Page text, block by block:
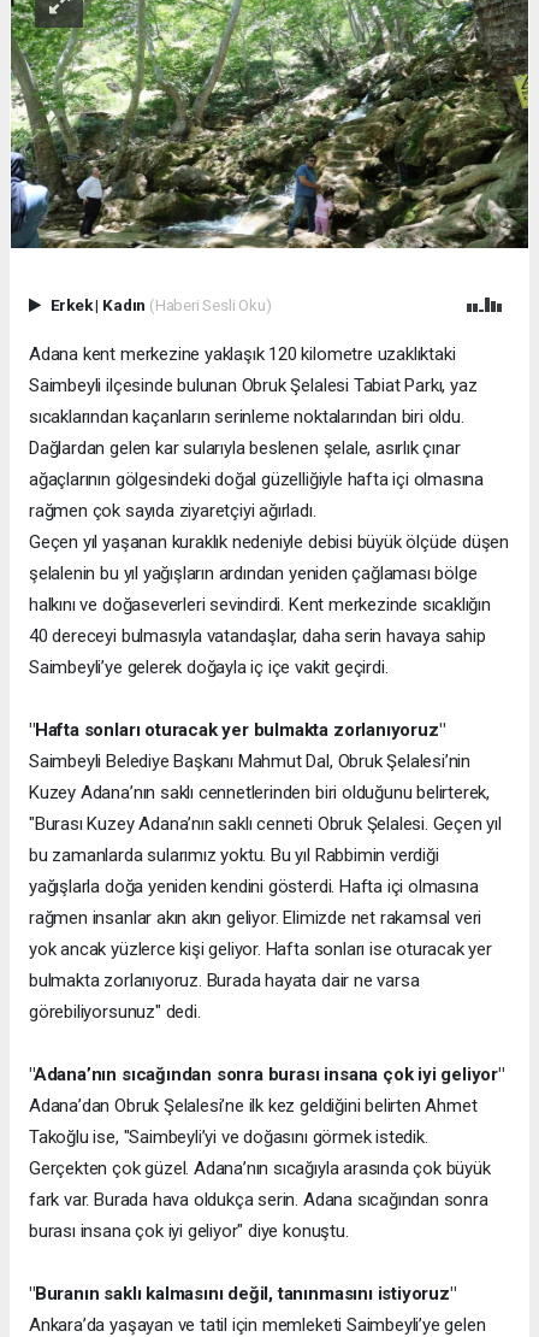
Erkek| Kadın (Haberi Sesli Oku)
Adana kent merkezine yaklaşık 120 kilometre uzaklıktaki
Saimbeyli ilçesinde bulunan Obruk Şelalesi Tabiat Parkı, yaz
sıcaklarından kaçanların serinleme noktalarından biri oldu.
Dağlardan gelen kar sularıyla beslenen şelale, asırlık çınar
ağaçlarının gölgesindeki doğal güzelliğiyle hafta içi olmasına
rağmen çok sayıda ziyaretçiyi ağırladı.
Geçen yıl yaşanan kuraklık nedeniyle debisi büyük ölçüde düşen
şelalenin bu yıl yağışların ardından yeniden çağlaması bölge
halkını ve doğaseverleri sevindirdi. Kent merkezinde sıcaklığın
40 dereceyi bulmasıyla vatandaşlar, daha serin havaya sahip
Saimbeyli’ye gelerek doğayla iç içe vakit geçirdi.
"Hafta sonları oturacak yer bulmakta zorlanıyoruz"
Saimbeyli Belediye Başkanı Mahmut Dal, Obruk Şelalesi’nin
Kuzey Adana’nın saklı cennetlerinden biri olduğunu belirterek,
"Burası Kuzey Adana’nın saklı cenneti Obruk Şelalesi. Geçen yıl
bu zamanlarda sularımız yoktu. Bu yıl Rabbimin verdiği
yağışlarla doğa yeniden kendini gösterdi. Hafta içi olmasına
rağmen insanlar akın akın geliyor. Elimizde net rakamsal veri
yok ancak yüzlerce kişi geliyor. Hafta sonları ise oturacak yer
bulmakta zorlanıyoruz. Burada hayata dair ne varsa
görebiliyorsunuz" dedi.
"Adana’nın sıcağından sonra burası insana çok iyi geliyor"
Adana’dan Obruk Şelalesi’ne ilk kez geldiğini belirten Ahmet
Takoğlu ise, "Saimbeyli’yi ve doğasını görmek istedik.
Gerçekten çok güzel. Adana’nın sıcağıyla arasında çok büyük
fark var. Burada hava oldukça serin. Adana sıcağından sonra
burası insana çok iyi geliyor" diye konuştu.
"Buranın saklı kalmasını değil, tanınmasını istiyoruz"
Ankara’da yaşayan ve tatil için memleketi Saimbeyli’ye gelen